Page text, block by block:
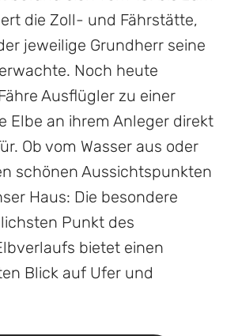
die Zoll- und Fährstätte,
jeweilige Grundherr seine
Noch heute
Ausflügler zu einer
Elbe an ihrem Anleger direkt
Ob vom Wasser aus oder
schönen Aussichtspunkten
Haus: Die besondere
Punkt des
bietet einen
Blick auf Ufer und